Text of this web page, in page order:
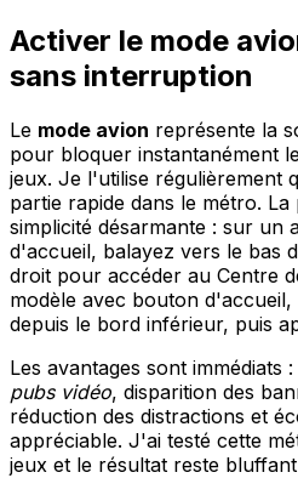
Activer le mode
sans interruption
Le mode avion représente la
pour bloquer instantanément
jeux. Je l'utilise régulièrement
partie rapide dans le métro.
simplicité désarmante : sur un
d'accueil, balayez vers le bas
droit pour accéder au Centre
modèle avec bouton
depuis le bord inférieur, puis
Les avantages sont immédiats :
pubs vidéo, disparition des
réduction des distractions et
appréciable. J'ai testé cette
jeux et le résultat reste